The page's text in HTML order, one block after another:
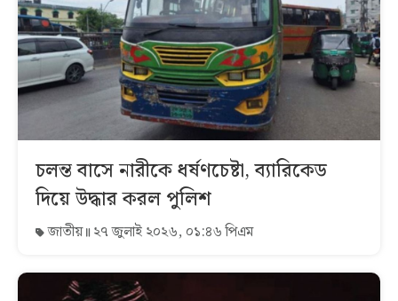
চলন্ত বাসে নারীকে ধর্ষণচেষ্টা, ব্যারিকেড
দিয়ে উদ্ধার করল পুলিশ
জাতীয় ২৭ জুলাই ২০২৬, ০১:৪৬ পিএম